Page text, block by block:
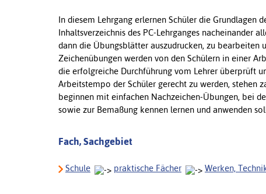
In diesem Lehrgang erlernen Schüler die Grundlagen
Inhaltsverzeichnis des PC-Lehrganges nacheinander
dann die Übungsblätter auszudrucken, zu bearbeiten
Zeichenübungen werden von den Schülern in einer
die erfolgreiche Durchführung vom Lehrer überprüft
Arbeitstempo der Schüler gerecht zu werden, stehen
beginnen mit einfachen Nachzeichen-Übungen, bei
sowie zur Bemaßung kennen lernen und anwenden
Fach, Sachgebiet
Schule praktische Fächer Werken,